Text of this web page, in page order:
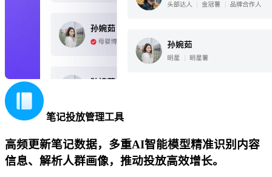
笔记投放管理工具
高频更新笔记数据，多重AI智能模型精准识别内容
信息、解析人群画像，推动投放高效增长。